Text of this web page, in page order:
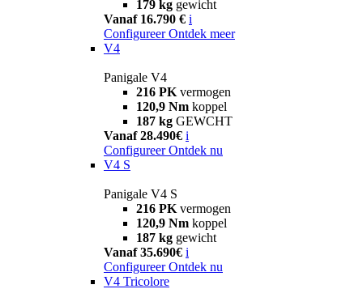
179 kg gewicht
Vanaf 16.790 € i
Configureer Ontdek meer
V4
Panigale V4
216 PK vermogen
120,9 Nm koppel
187 kg GEWCHT
Vanaf 28.490€ i
Configureer Ontdek nu
V4 S
Panigale V4 S
216 PK vermogen
120,9 Nm koppel
187 kg gewicht
Vanaf 35.690€ i
Configureer Ontdek nu
V4 Tricolore